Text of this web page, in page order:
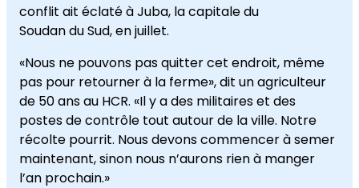
conflit ait éclaté à Juba, la capitale du
Soudan du Sud, en juillet.
«Nous ne pouvons pas quitter cet endroit, même
pas pour retourner à la ferme», dit un agriculteur
de 50 ans au HCR. «Il y a des militaires et des
postes de contrôle tout autour de la ville. Notre
récolte pourrit. Nous devons commencer à semer
maintenant, sinon nous n’aurons rien à manger
l’an prochain.»